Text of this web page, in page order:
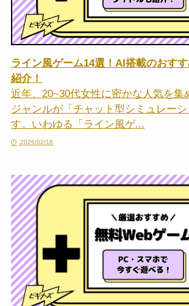
ライン風ゲーム14選！AI搭載のおす
紹介！
近年、20~30代女性に密かな人気を集
ジャンルが「チャット型シミュレー
す。いわゆる「ライン風ゲ...
2026/02/18